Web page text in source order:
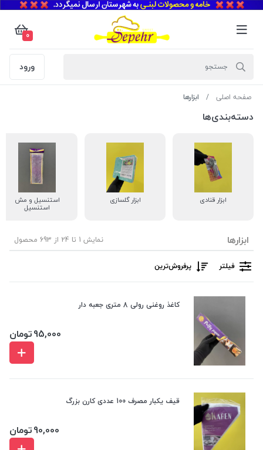
0
ورود
صفحه اصلی ابزارها
دسته‌بندی‌ها
ابزار قنادی ابزار گلسازی استنسیل و مش
استنسیل
ابزارها نمایش 1 تا 24 از 693 محصول
فیلتر پرفروش‌ترین‌
کاغذ روغنی رولی 8 متری جعبه دار
95,000تومان
قیف یکبار مصرف 100 عددی کارن بزرگ
90,000تومان